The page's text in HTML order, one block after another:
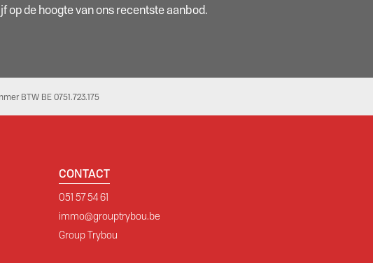
op de hoogte van ons recentste aanbod.
BTW BE 0751.723.175
CONTACT
051 57 54 61
immo@grouptrybou.be
Group Trybou